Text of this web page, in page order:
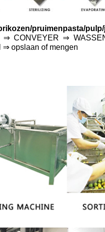
pruimenpasta/
⇒ CONVEYER ⇒
opslaan of mengen